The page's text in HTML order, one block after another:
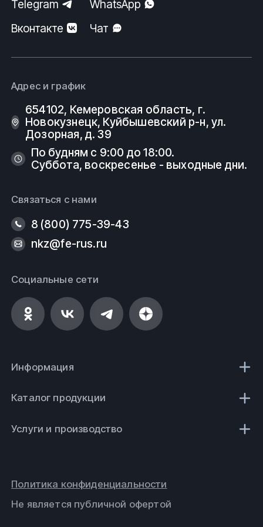
Telegram
WhatsApp
Вконтакте
Чат
Адрес и график
654102, Кемеровская область, г.
Новокузнецк, Куйбышевский р-н, ул.
Дозорная, д. 39
По будням с 9:00 до 18:00.
Суббота, воскресенье - выходные дни.
Связаться с нами
8 (800) 775-39-43
nkz@fe-rus.ru
Социальные сети
Информация
Каталог продукции
Услуги и производство
Не является публичной офертой
Политика конфиденциальности